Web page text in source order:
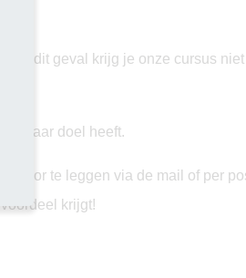
In dit geval krijg je onze cursus
doel heeft.
voor te leggen via de mail of per
krijgt!